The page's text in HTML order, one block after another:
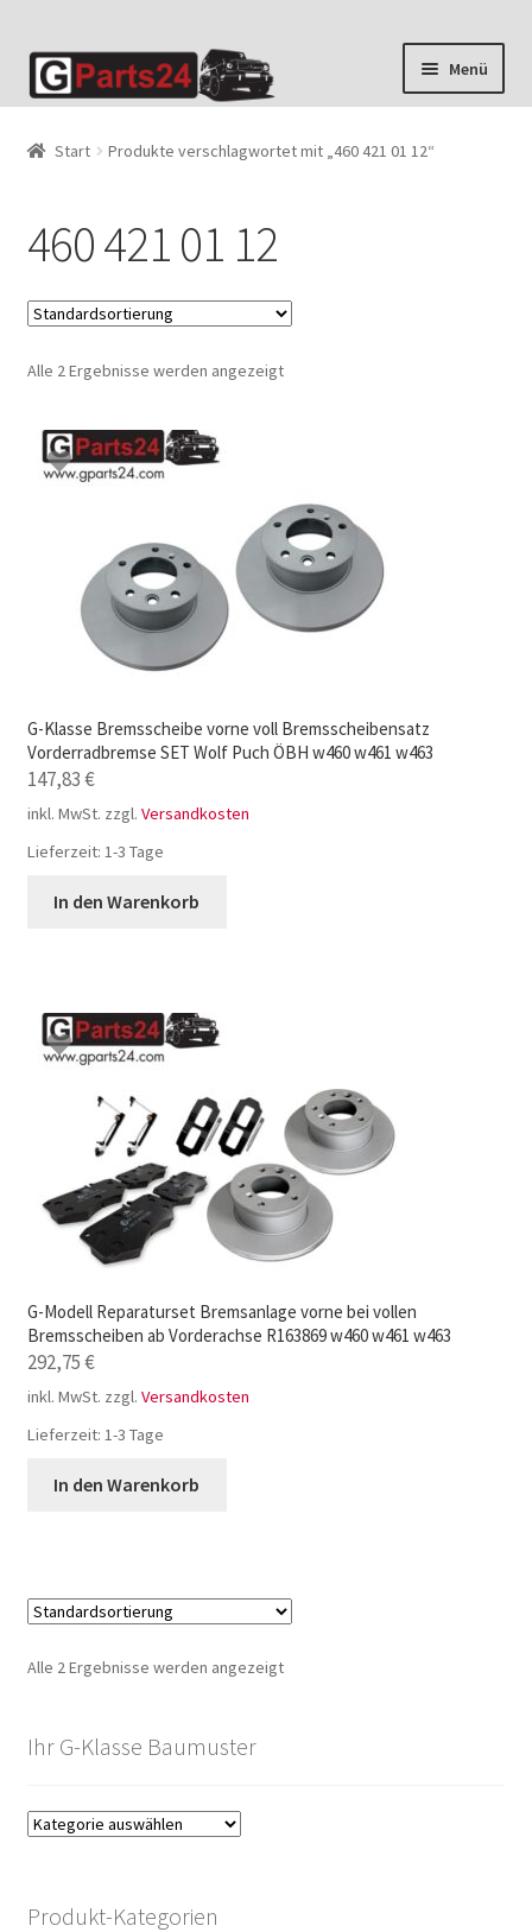
Zur
Navigation
Zum
Inhalt
Menü
Start Produkte verschlagwortet mit „460 421 01 12“
460 421 01 12
Alle 2 Ergebnisse werden angezeigt
G-Klasse Bremsscheibe vorne voll Bremsscheibensatz
Vorderradbremse SET Wolf Puch ÖBH w460 w461 w463
147,83€
inkl. MwSt. zzgl. Versandkosten
Lieferzeit: 1-3 Tage
In den Warenkorb
G-Modell Reparaturset Bremsanlage vorne bei vollen
Bremsscheiben ab Vorderachse R163869 w460 w461 w463
292,75€
inkl. MwSt. zzgl. Versandkosten
Lieferzeit: 1-3 Tage
In den Warenkorb
Alle 2 Ergebnisse werden angezeigt
Ihr G-Klasse Baumuster
Produkt-Kategorien